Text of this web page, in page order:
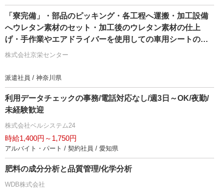
「寮完備」・部品のピッキング・各工程へ運搬・加工設備
へウレタン素材のセット・加工後のウレタン素材の仕上
げ・手作業やエアドライバーを使用しての車用シートの組
付け・製品の検査作業/即入寮/製造・工場
株式会社京栄センター
派遣社員 / 神奈川県
利用データチェックの事務/電話対応なし/週3日～OK/夜勤/
未経験歓迎
株式会社ベルシステム24
時給1,400円～1,750円
アルバイト・パート / 契約社員 / 愛知県
肥料の成分分析と品質管理/化学分析
WDB株式会社